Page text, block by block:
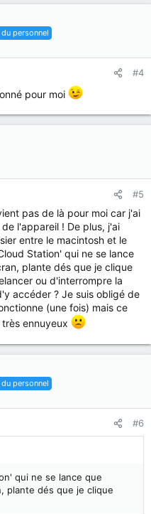
personnel
#4
pour moi
#5
pas de là pour moi car j'ai
l'appareil ! De plus, j'ai
entre le macintosh et le
Station' qui ne se lance
plante dés que je clique
ou d'interrompre la
accéder ? Je suis obligé de
(une fois) mais ce
ennuyeux
personnel
#6
qui ne se lance que
plante dés que je clique